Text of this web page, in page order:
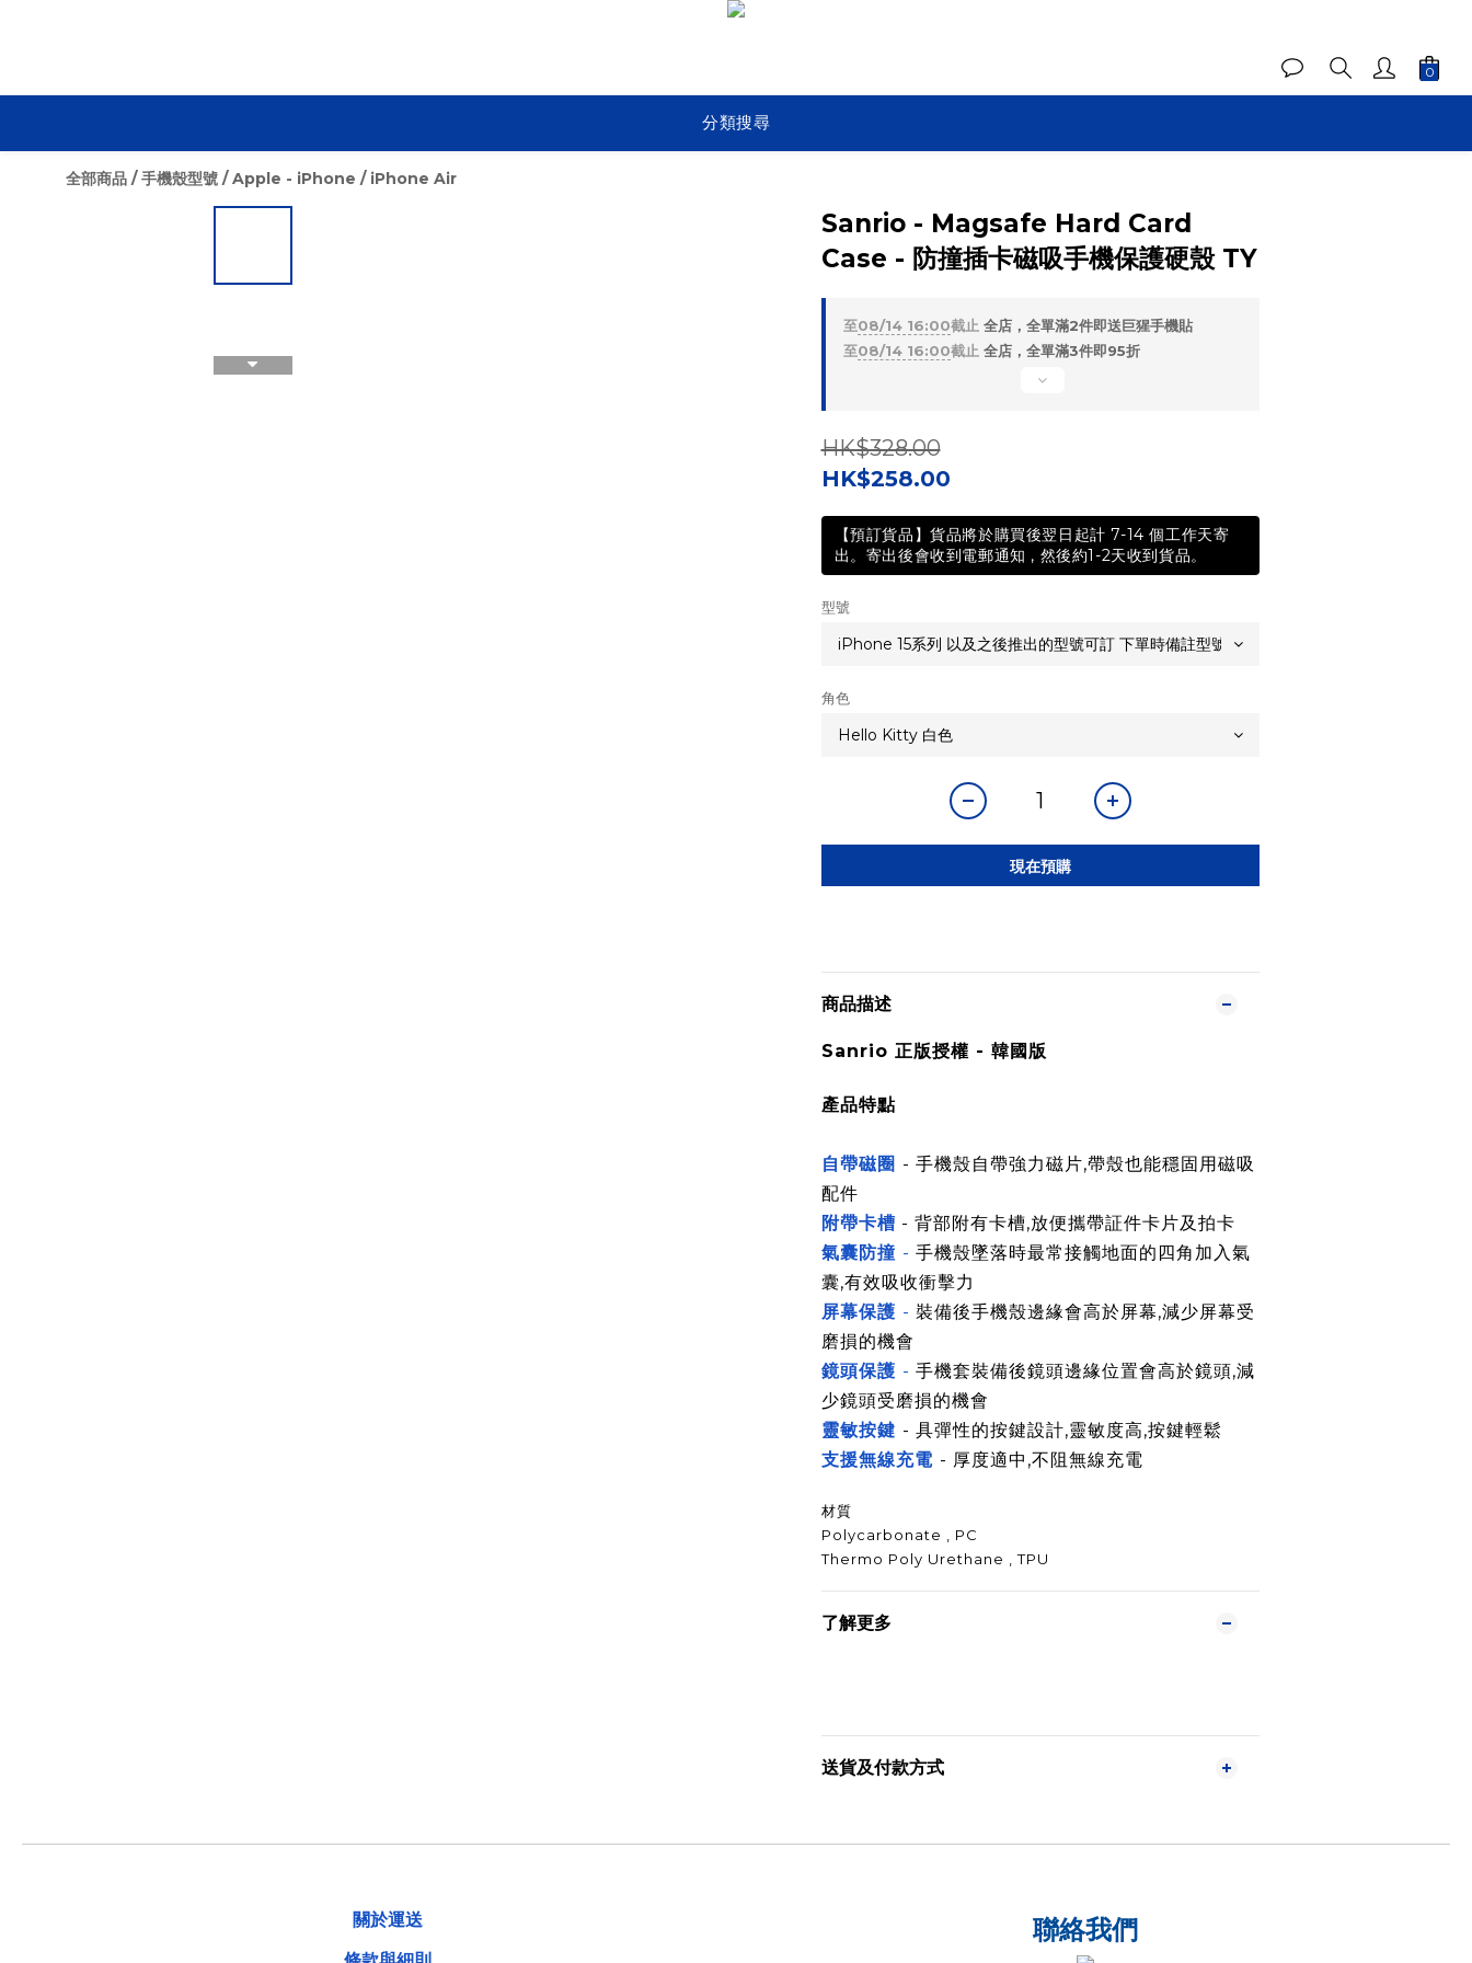
分類搜尋
全部商品 /手機殼型號 /Apple - iPhone / iPhone Air
Sanrio - Magsafe Hard Card
Case - 防撞插卡磁吸手機保護硬殼 TY
至08/14 16:00截止 全店，全單滿2件即送巨猩手機貼
至08/14 16:00截止 全店，全單滿3件即95折
HK$328.00
HK$258.00
【預訂貨品】貨品將於購買後翌日起計 7-14 個工作天寄
出。寄出後會收到電郵通知 , 然後約1-2天收到貨品。
型號
角色
現在預購
商品描述
Sanrio 正版授權 - 韓國版
產品特點
自帶磁圈 - 手機殼自帶強力磁片,帶殼也能穩固用磁吸
配件
附帶卡槽 - 背部附有卡槽,放便攜帶証件卡片及拍卡
氣囊防撞 - 手機殼墜落時最常接觸地面的四角加入氣
囊,有效吸收衝擊力
屏幕保護 - 裝備後手機殼邊緣會高於屏幕,減少屏幕受
磨損的機會
鏡頭保護 - 手機套裝備後鏡頭邊緣位置會高於鏡頭,減
少鏡頭受磨損的機會
靈敏按鍵 - 具彈性的按鍵設計,靈敏度高,按鍵輕鬆
支援無線充電 - 厚度適中,不阻無線充電
材質
Polycarbonate , PC
Thermo Poly Urethane , TPU
了解更多
送貨及付款方式
關於運送
聯絡我們